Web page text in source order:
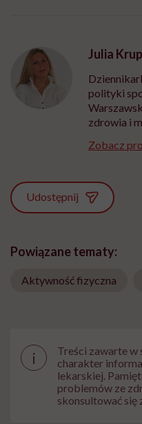
Julia
polityki
zdrowia i
Zobacz
Udostępnij
Powiązane tematy:
Aktywność fizyczna
i
Treści zawarte w
charakter
lekarskiej.
problemów ze
skonsultować się